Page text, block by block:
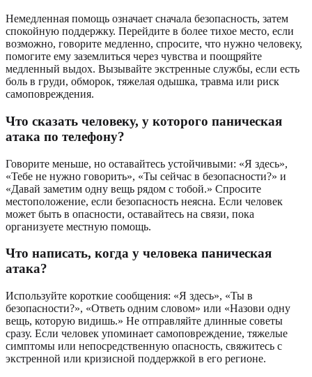
Немедленная помощь означает сначала безопасность, затем
спокойную поддержку. Перейдите в более тихое место, если
возможно, говорите медленно, спросите, что нужно человеку,
помогите ему заземлиться через чувства и поощряйте
медленный выдох. Вызывайте экстренные службы, если есть
боль в груди, обморок, тяжелая одышка, травма или риск
самоповреждения.
Что сказать человеку, у которого паническая
атака по телефону?
Говорите меньше, но оставайтесь устойчивыми: «Я здесь»,
«Тебе не нужно говорить», «Ты сейчас в безопасности?» и
«Давай заметим одну вещь рядом с тобой.» Спросите
местоположение, если безопасность неясна. Если человек
может быть в опасности, оставайтесь на связи, пока
организуете местную помощь.
Что написать, когда у человека паническая
атака?
Используйте короткие сообщения: «Я здесь», «Ты в
безопасности?», «Ответь одним словом» или «Назови одну
вещь, которую видишь.» Не отправляйте длинные советы
сразу. Если человек упоминает самоповреждение, тяжелые
симптомы или непосредственную опасность, свяжитесь с
экстренной или кризисной поддержкой в его регионе.